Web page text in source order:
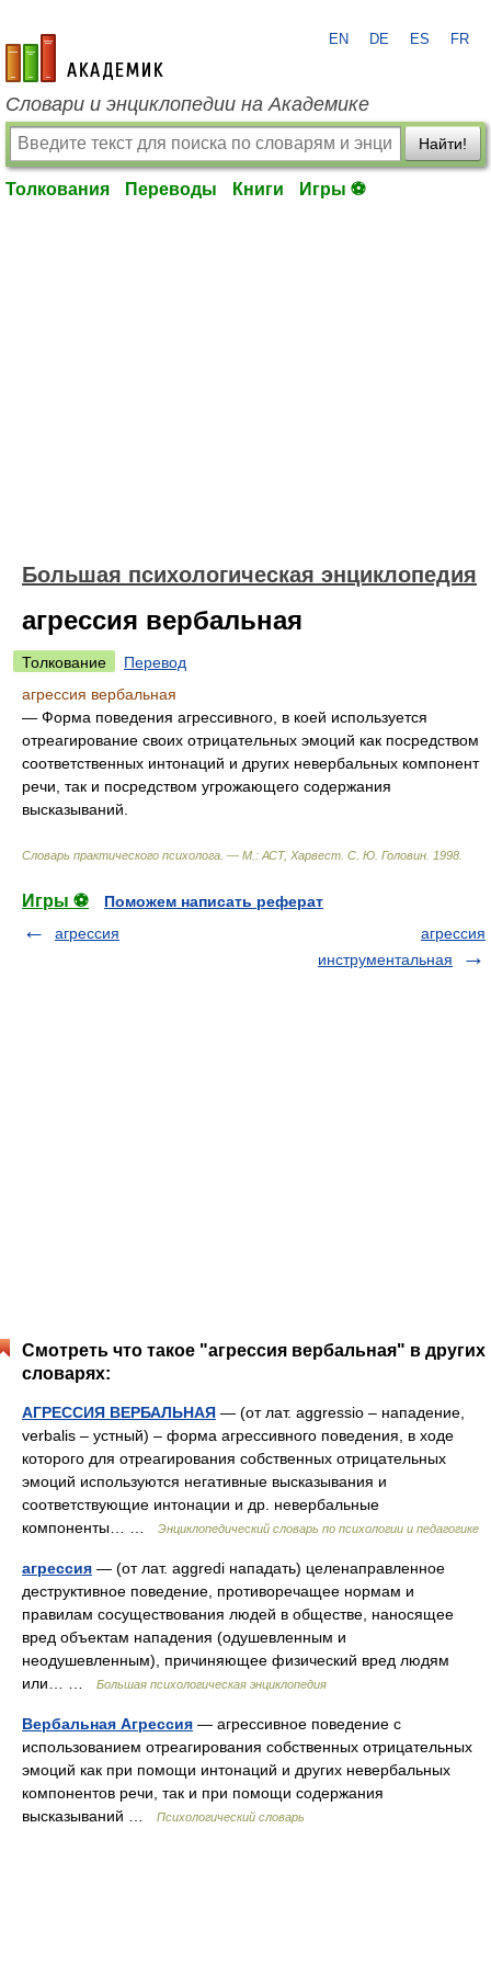
academic.ru
EN DE ES FR
Словари и энциклопедии на Академике
Найти!
Толкования Переводы Книги Игры ⚽
Большая психологическая энциклопедия
агрессия вербальная
Толкование
Перевод
агрессия вербальная
— Форма поведения агрессивного, в коей используется
отреагирование своих отрицательных эмоций как посредством
соответственных интонаций и других невербальных компонент
речи, так и посредством угрожающего содержания
высказываний.
Словарь практического психолога. — М.: АСТ, Харвест С. Ю. Головин 1998
Игры ⚽
Поможем написать реферат
агрессия
агрессия
инструментальная
Смотреть что такое "агрессия вербальная" в других
словарях:
АГРЕССИЯ ВЕРБАЛЬНАЯ — (от лат. aggressiо – нападение,
verbalis – устный) – форма агрессивного поведения, в ходе
которого для отреагирования собственных отрицательных
эмоций используются негативные высказывания и
соответствующие интонации и др. невербальные
компоненты… …
Энциклопедический словарь по психологии и педагогике
агрессия — (от лат. aggredi нападать) целенаправленное
деструктивное поведение, противоречащее нормам и
правилам сосуществования людей в обществе, наносящее
вред объектам нападения (одушевленным и
неодушевленным), причиняющее физический вред людям
или… …
Большая психологическая энциклопедия
Вербальная Агрессия — агрессивное поведение с
использованием отреагирования собственных отрицательных
эмоций как при помощи интонаций и других невербальных
компонентов речи, так и при помощи содержания
высказываний …
Психологический словарь